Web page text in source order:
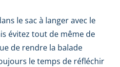
le sac à langer avec le
évitez tout de même de
de rendre la balade
le temps de réfléchir